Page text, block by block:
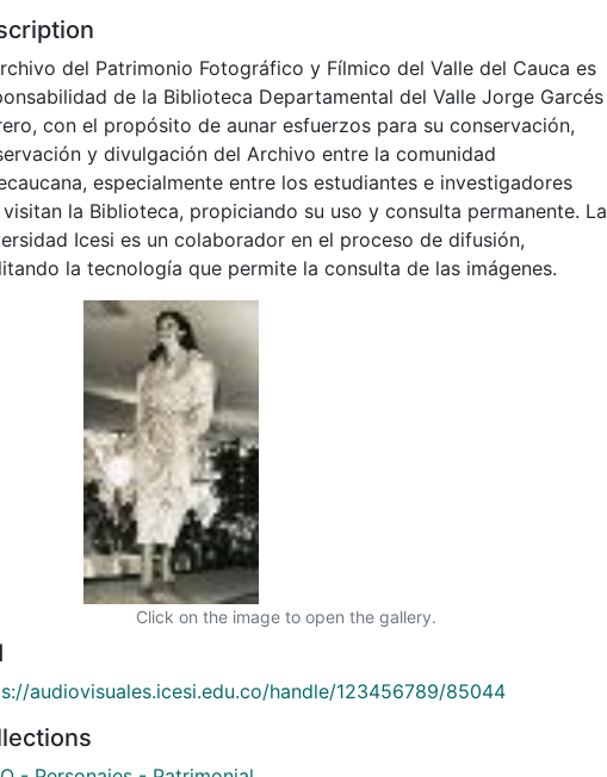
del Patrimonio Fotográfico y Fílmico del Valle del Cauca es
de la Biblioteca Departamental del Valle Jorge Garcés
con el propósito de aunar esfuerzos para su conservación,
y divulgación del Archivo entre la comunidad
especialmente entre los estudiantes e investigadores
la Biblioteca, propiciando su uso y consulta permanente. La
Icesi es un colaborador en el proceso de difusión,
la tecnología que permite la consulta de las imágenes.
Click on the image to open the gallery.
audiovisuales.icesi.edu.co/handle/123456789/85044